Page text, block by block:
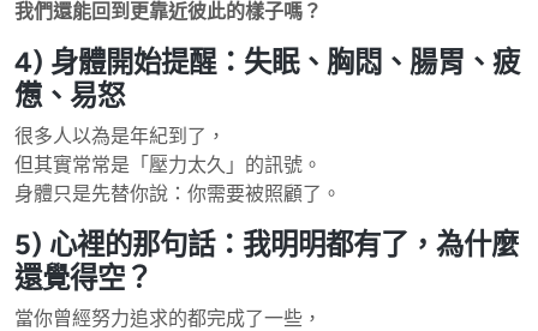
我們還能回到更靠近彼此的樣子嗎？
4) 身體開始提醒：失眠、胸悶、腸胃、疲
憊、易怒
很多人以為是年紀到了，
但其實常常是「壓力太久」的訊號。
身體只是先替你說：你需要被照顧了。
5) 心裡的那句話：我明明都有了，為什麼
還覺得空？
當你曾經努力追求的都完成了一些，